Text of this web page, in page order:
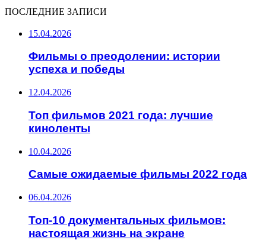
ПОСЛЕДНИЕ ЗАПИСИ
15.04.2026
Фильмы о преодолении: истории
успеха и победы
12.04.2026
Топ фильмов 2021 года: лучшие
киноленты
10.04.2026
Самые ожидаемые фильмы 2022 года
06.04.2026
Топ-10 документальных фильмов:
настоящая жизнь на экране